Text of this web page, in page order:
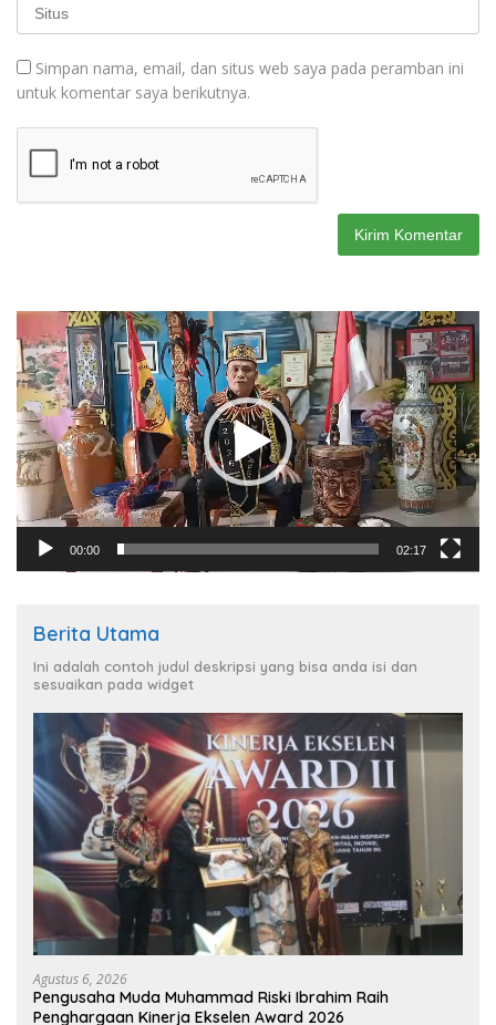
Simpan nama, email, dan situs web saya pada peramban ini
untuk komentar saya berikutnya.
Pemutar
Video
00:00 02:17
Berita Utama
Ini adalah contoh judul deskripsi yang bisa anda isi dan
sesuaikan pada widget
Agustus 6, 2026
Pengusaha Muda Muhammad Riski Ibrahim Raih
Penghargaan Kinerja Ekselen Award 2026